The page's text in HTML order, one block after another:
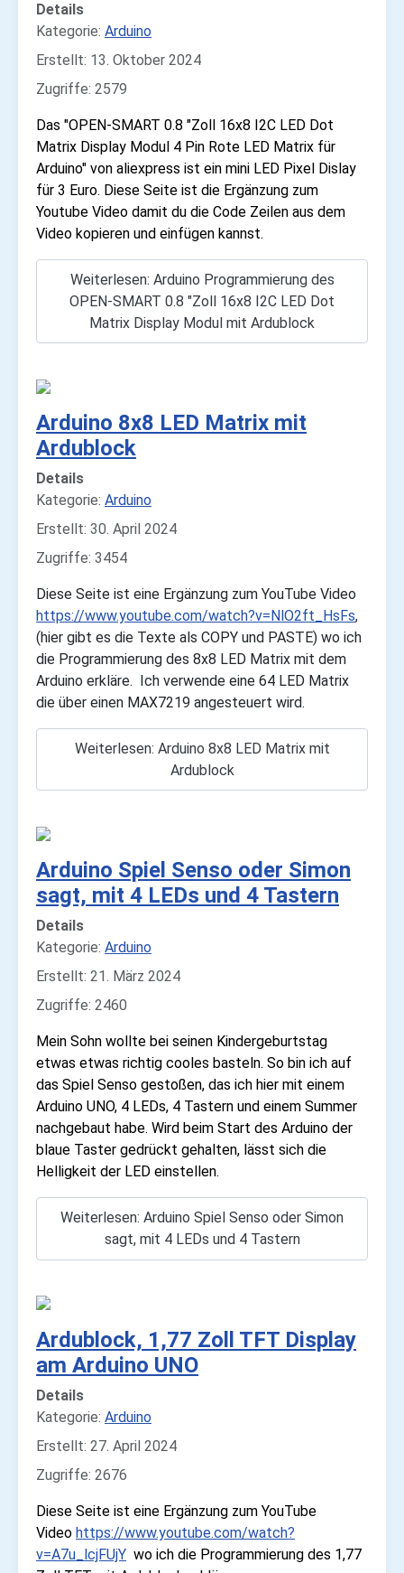
Details
Kategorie: Arduino
Erstellt: 13. Oktober 2024
Zugriffe: 2579
Das "OPEN-SMART 0.8 "Zoll 16x8 I2C LED Dot
Matrix Display Modul 4 Pin Rote LED Matrix für
Arduino" von aliexpress ist ein mini LED Pixel Dislay
für 3 Euro. Diese Seite ist die Ergänzung zum
Youtube Video damit du die Code Zeilen aus dem
Video kopieren und einfügen kannst.
Weiterlesen: Arduino Programmierung des
OPEN-SMART 0.8 "Zoll 16x8 I2C LED Dot
Matrix Display Modul mit Ardublock
Arduino 8x8 LED Matrix mit
Ardublock
Details
Kategorie: Arduino
Erstellt: 30. April 2024
Zugriffe: 3454
Diese Seite ist eine Ergänzung zum YouTube Video
https://www.youtube.com/watch?v=NlO2ft_HsFs,
(hier gibt es die Texte als COPY und PASTE) wo ich
die Programmierung des 8x8 LED Matrix mit dem
Arduino erkläre. Ich verwende eine 64 LED Matrix
die über einen MAX7219 angesteuert wird.
Weiterlesen: Arduino 8x8 LED Matrix mit
Ardublock
Arduino Spiel Senso oder Simon
sagt, mit 4 LEDs und 4 Tastern
Details
Kategorie: Arduino
Erstellt: 21. März 2024
Zugriffe: 2460
Mein Sohn wollte bei seinen Kindergeburtstag
etwas etwas richtig cooles basteln. So bin ich auf
das Spiel Senso gestoßen, das ich hier mit einem
Arduino UNO, 4 LEDs, 4 Tastern und einem Summer
nachgebaut habe. Wird beim Start des Arduino der
blaue Taster gedrückt gehalten, lässt sich die
Helligkeit der LED einstellen.
Weiterlesen: Arduino Spiel Senso oder Simon
sagt, mit 4 LEDs und 4 Tastern
Ardublock, 1,77 Zoll TFT Display
am Arduino UNO
Details
Kategorie: Arduino
Erstellt: 27. April 2024
Zugriffe: 2676
Diese Seite ist eine Ergänzung zum YouTube
Video https://www.youtube.com/watch?
v=A7u_lcjFUjY wo ich die Programmierung des 1,77